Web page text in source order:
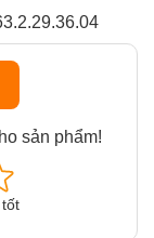
sản phẩm!